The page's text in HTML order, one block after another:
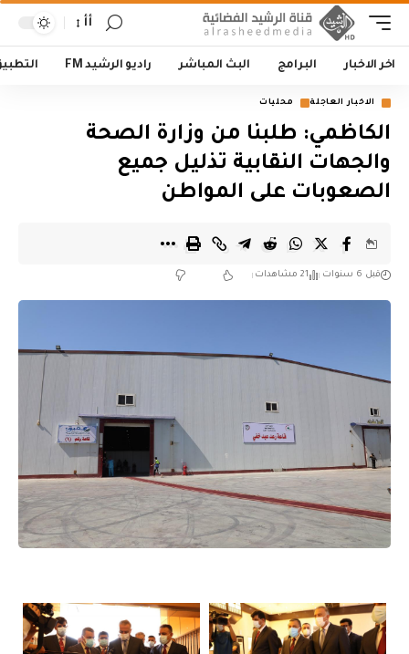
أأ
اخر الاخبار البرامج البث المباشر راديو الرشيد FM
الاخبار العاجلة محليات
الكاظمي: طلبنا من وزارة الصحة
والجهات النقابية تذليل جميع
الصعوبات على المواطن
قبل 6 سنوات 21 مشاهدات